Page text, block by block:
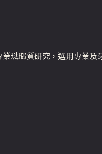
業琺瑯質研究，選用專業及